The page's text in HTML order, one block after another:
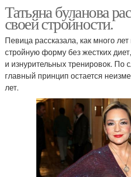
Татьяна буланова
своей стройности.
Певица рассказала, как много
стройную форму без жестких
и изнурительных тренировок. По
главный принцип остается
лет.